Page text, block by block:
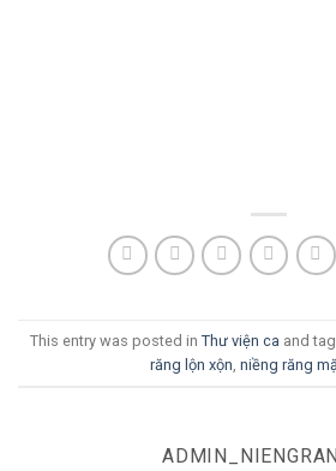
This entry was posted in Thư viện ca and
răng lộn xộn niềng răng